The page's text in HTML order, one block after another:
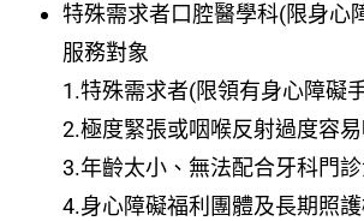
特殊需求者口腔醫學科(限身心
服務對象
1.特殊需求者(限領有身心障礙
2.極度緊張或咽喉反射過度容易
3.年齡太小、無法配合牙科門診
4.身心障礙福利團體及長期照護